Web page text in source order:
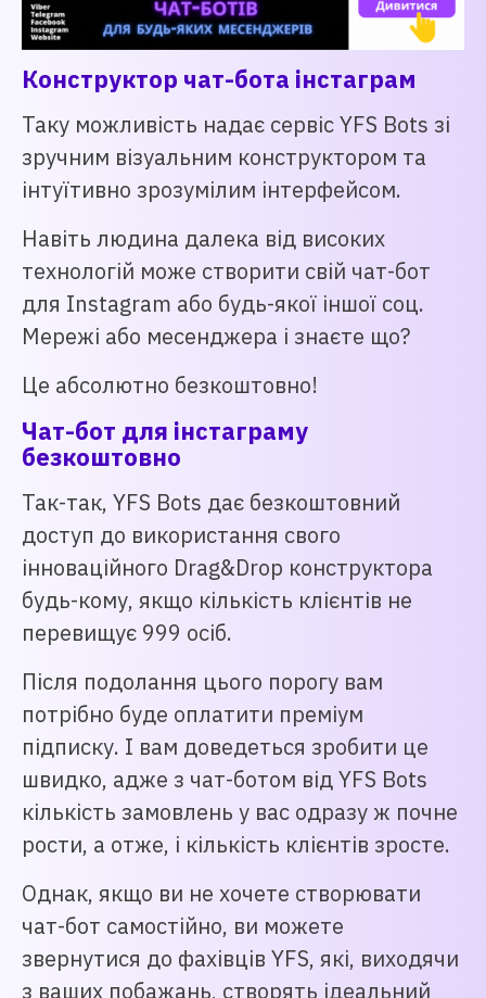
Конструктор чат-бота інстаграм
Таку можливість надає сервіс YFS Bots зі
зручним візуальним конструктором та
інтуїтивно зрозумілим інтерфейсом.
Навіть людина далека від високих
технологій може створити свій чат-бот
для Instagram або будь-якої іншої соц.
Мережі або месенджера і знаєте що?
Це абсолютно безкоштовно!
Чат-бот для інстаграму
безкоштовно
Так-так, YFS Bots дає безкоштовний
доступ до використання свого
інноваційного Drag&Drop конструктора
будь-кому, якщо кількість клієнтів не
перевищує 999 осіб.
Після подолання цього порогу вам
потрібно буде оплатити преміум
підписку. І вам доведеться зробити це
швидко, адже з чат-ботом від YFS Bots
кількість замовлень у вас одразу ж почне
рости, а отже, і кількість клієнтів зросте.
Однак, якщо ви не хочете створювати
чат-бот самостійно, ви можете
звернутися до фахівців YFS, які, виходячи
з ваших побажань, створять ідеальний